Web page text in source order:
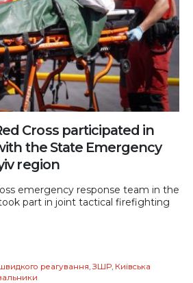
Cross participated in
the State Emergency
region
emergency response team in the
part in joint tactical firefighting
реагування, ЗШР, Київська